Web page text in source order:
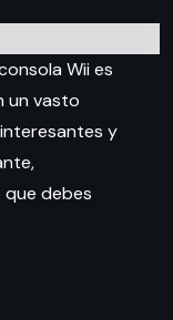
Wii es
un vasto
y
que debes